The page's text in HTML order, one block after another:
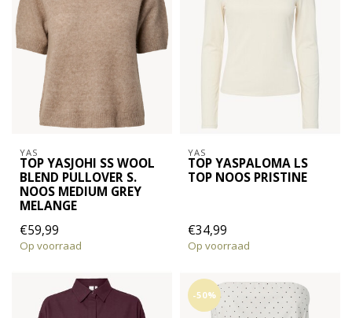
YAS
TOP YASJOHI SS WOOL
BLEND PULLOVER S.
NOOS MEDIUM GREY
MELANGE
€59,99
Op voorraad
YAS
TOP YASPALOMA LS
TOP NOOS PRISTINE
€34,99
Op voorraad
-50%